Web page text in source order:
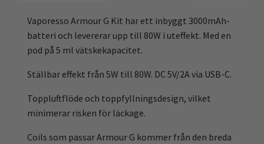
Vaporesso Armour G Kit har ett inbyggt 3000mAh-
batteri och levererar upp till 80W i uteffekt. Med en
pod på 5 ml vätskekapacitet.
Ställbar effekt från 5W till 80W. DC 5V/2A via USB-C.
Toppluftflöde och toppfyllningsdesign, vilket
minimerar risken för läckage.
Coils som passar Armour G kommer från den breda